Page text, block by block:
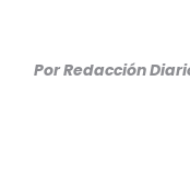
PorRedacción